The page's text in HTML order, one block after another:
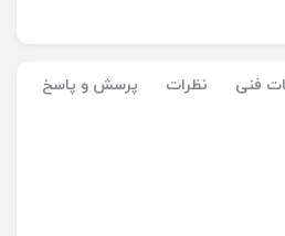
فنی نظرات پرسش و پاسخ